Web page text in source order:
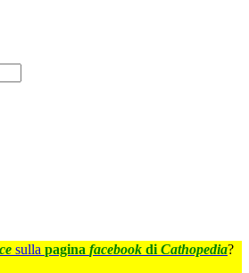
sulla pagina facebook di Cathopedia?